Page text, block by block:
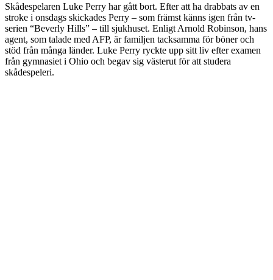
Skådespelaren Luke Perry har gått bort. Efter att ha drabbats av en
stroke i onsdags skickades Perry – som främst känns igen från tv-
serien “Beverly Hills” – till sjukhuset. Enligt Arnold Robinson, hans
agent, som talade med AFP, är familjen tacksamma för böner och
stöd från många länder. Luke Perry ryckte upp sitt liv efter examen
från gymnasiet i Ohio och begav sig västerut för att studera
skådespeleri.